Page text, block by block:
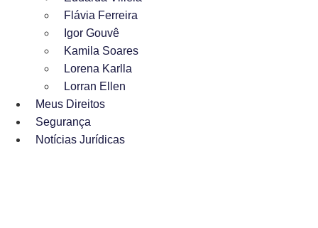
Flávia Ferreira
Igor Gouvê
Kamila Soares
Lorena Karlla
Lorran Ellen
Meus Direitos
Segurança
Notícias Jurídicas